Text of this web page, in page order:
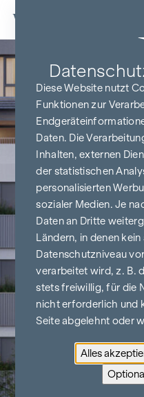
Zum Inhalt springen
Zurück
Diese Website nutzt
Funktionen zur
Daten. Die
Inhalten, externen
der statistischen
personalisierten
sozialer Medien. Je
Daten an Dritte
Ländern, in denen
Datenschutzniveau
verarbeitet wird, z. B.
stets freiwillig, für die
nicht erforderlich und
Seite abgelehnt oder
Alles